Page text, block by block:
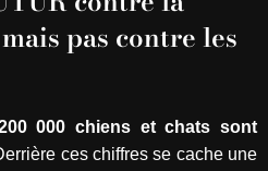
pas contre les
000 chiens et chats sont
ces chiffres se cache une